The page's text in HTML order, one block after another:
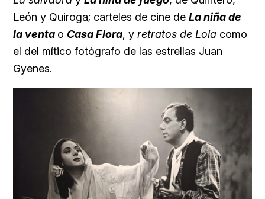
León y Quiroga; carteles de cine de La niña de
la venta o Casa Flora, y retratos de Lola como
el del mítico fotógrafo de las estrellas Juan
Gyenes.